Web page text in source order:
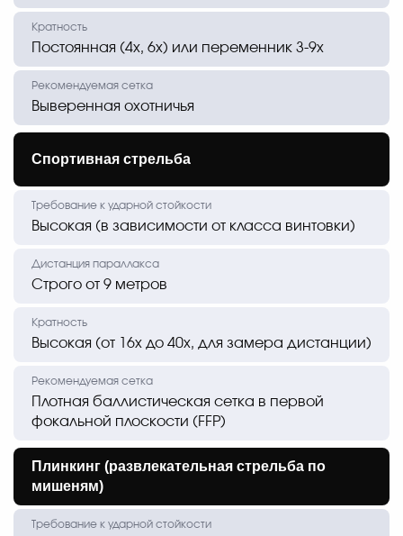
Постоянная (4х, 6х) или переменник 3-9х
Выверенная охотничья
Спортивная стрельба
Высокая (в зависимости от класса винтовки)
Строго от 9 метров
Высокая (от 16х до 40х, для замера дистанции)
Плотная баллистическая сетка в первой
фокальной плоскости (FFP)
Плинкинг (развлекательная стрельба по
мишеням)